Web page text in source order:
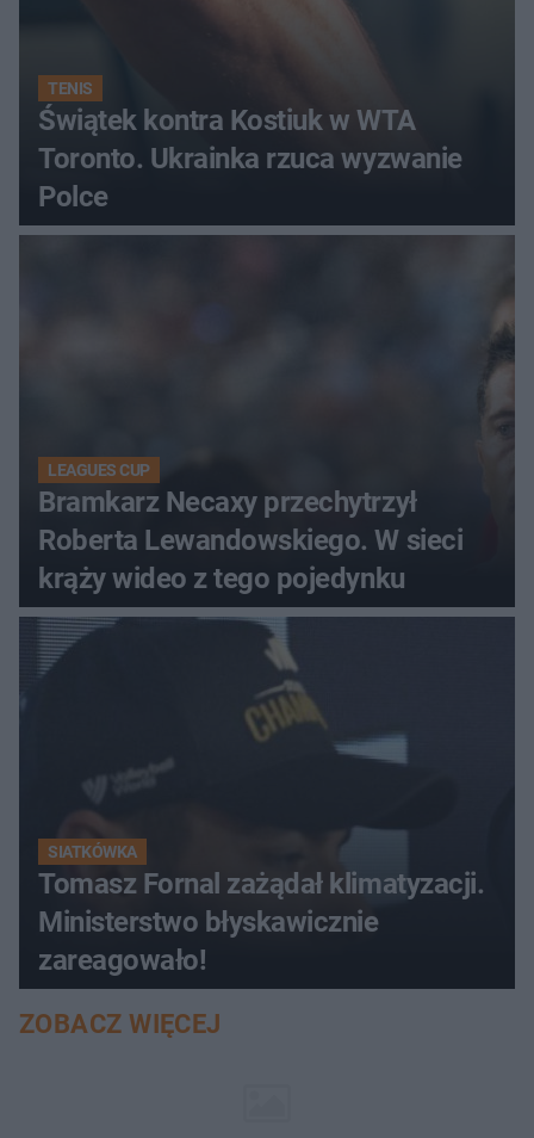
TENIS
Świątek kontra Kostiuk w WTA
Toronto. Ukrainka rzuca wyzwanie
Polce
LEAGUES CUP
Bramkarz Necaxy przechytrzył
Roberta Lewandowskiego. W sieci
krąży wideo z tego pojedynku
SIATKÓWKA
Tomasz Fornal zażądał klimatyzacji.
Ministerstwo błyskawicznie
zareagowało!
ZOBACZ WIĘCEJ